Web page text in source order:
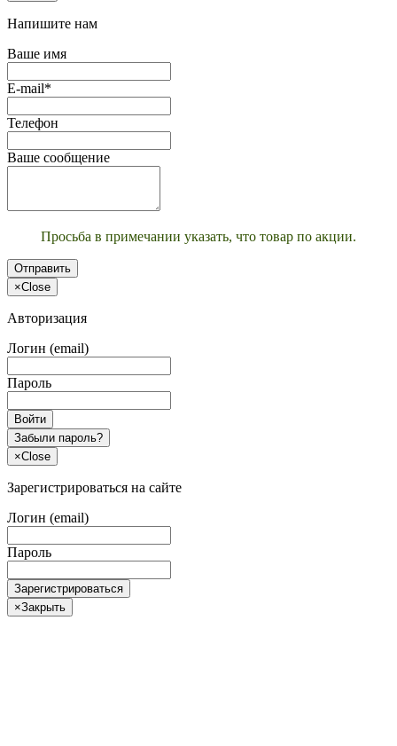
Напишите нам
Ваше имя
E-mail*
Телефон
Ваше сообщение
Просьба в примечании указать, что товар по акции.
Отправить
×Close
Авторизация
Логин (email)
Пароль
Войти
Забыли пароль?
×Close
Зарегистрироваться на сайте
Логин (email)
Пароль
Зарегистрироваться
×Закрыть